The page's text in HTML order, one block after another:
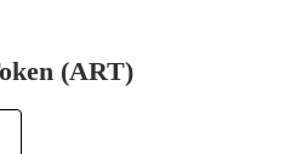
(ART)